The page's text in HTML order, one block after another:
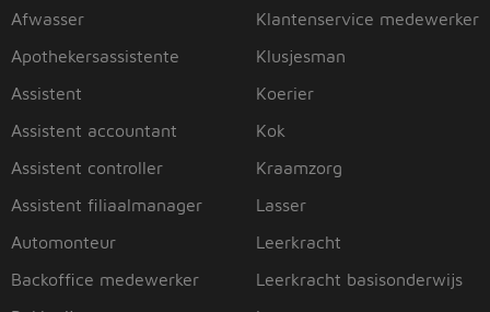
Afwasser
Apothekersassistente
Assistent
Assistent accountant
Assistent controller
Assistent filiaalmanager
Automonteur
Backoffice medewerker
Klantenservice medewerker
Klusjesman
Koerier
Kok
Kraamzorg
Lasser
Leerkracht
Leerkracht basisonderwijs